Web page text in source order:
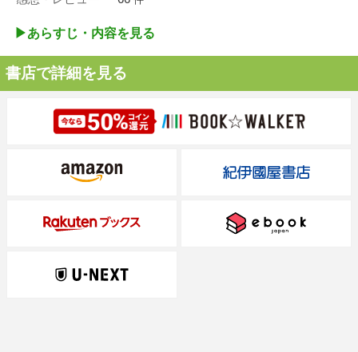
▶︎あらすじ・内容を見る
書店で詳細を見る